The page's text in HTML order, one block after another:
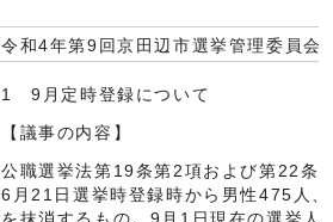
令和4年第9回京田辺市選挙管理委員会
1 9月定時登録について
【議事の内容】
公職選挙法第19条第2項および第22条
6月21日選挙時登録時から男性475人
を抹消するもの。9月1日現在の選挙